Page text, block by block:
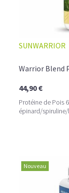
SUNWARRIOR
Warrior Blend
44,90 €
Protéine de Pois
épinard/
Nouveau